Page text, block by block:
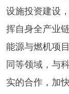
设施投资建设
挥自身全产业
能源与燃机项
同等领域，与
实的合作，加